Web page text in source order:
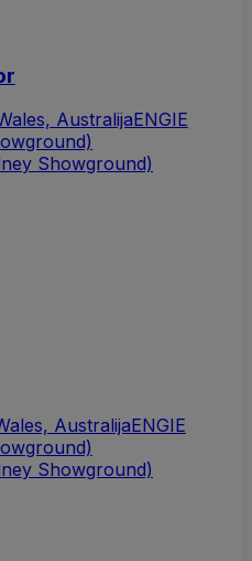
AustralijaENGIE
Showground)
AustralijaENGIE
Showground)